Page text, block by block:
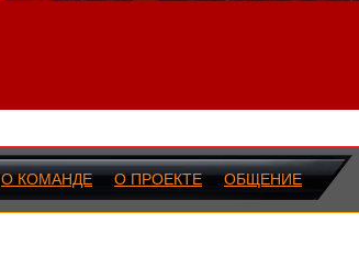
О КОМАНДЕ О ПРОЕКТЕ ОБЩЕНИЕ